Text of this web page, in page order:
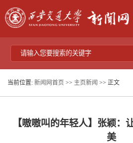
当前位置: 新闻网首页 >> 主页新闻 >> 正文
【嗷嗷叫的年轻人】张颖：
美